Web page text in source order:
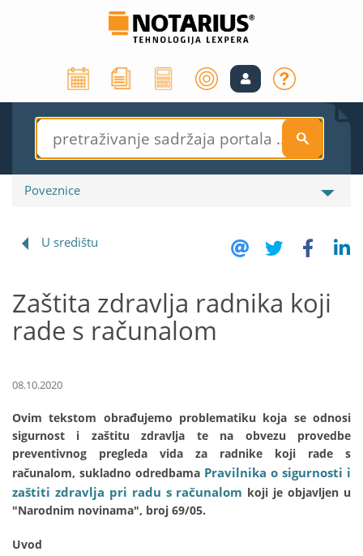
S
Poveznice
U središtu
Zaštita zdravlja radnika koji
rade s računalom
08.10.2020
Ovim tekstom obrađujemo problematiku koja se odnosi
sigurnost i zaštitu zdravlja te na obvezu provedbe
preventivnog pregleda vida za radnike koji rade s
računalom, sukladno odredbama Pravilnika o sigurnosti i
zaštiti zdravlja pri radu s računalom koji je objavljen u
"Narodnim novinama", broj 69/05.
Uvod